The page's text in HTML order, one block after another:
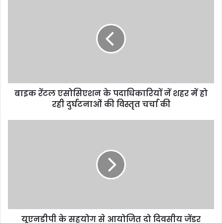
हो
रहीबाइक रेंटल एसोसिएशन के पदाधिकारियों नें शहर में हो
रही दुर्घटनाओं की विस्तृत चर्चा की
रिस्पॉन्सिव
प्लानिंगयूएनडीपी के सहयोग से आयोजित दो दिवसीय जेंडर